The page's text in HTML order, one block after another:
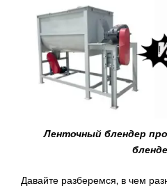
Ленточный блендер
Давайте разберемся, в чем